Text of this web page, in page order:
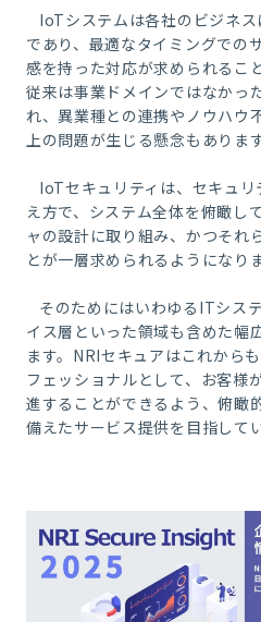
IoTシステムは各社のビジネ
であり、最適なタイミングでの
感を持った対応が求められるこ
従来は事業ドメインではなかっ
れ、異業種との連携やノウハウ
上の問題が生じる懸念もあります
IoTセキュリティは、セキュ
え方で、システム全体を俯瞰し
ャの設計に取り組み、かつそれ
とが一層求められるようになりま
そのためにはいわゆる ITシス
イス層といった領域も含めた幅
ます。 NRIセキュアはこれからも
フェッショナルとして、お客様
進することができるよう、俯瞰
備えたサービス提供を目指して